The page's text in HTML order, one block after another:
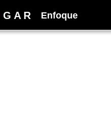
G A R Enfoque